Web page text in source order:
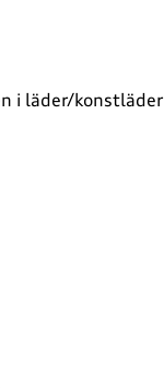
i läder/konstläder